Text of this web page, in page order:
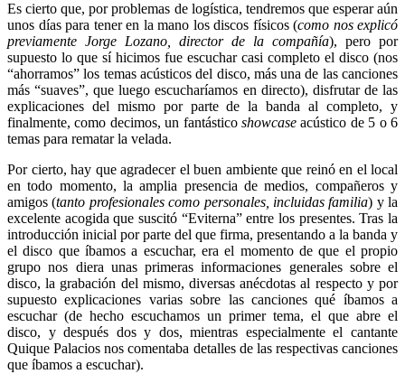
Es cierto que, por problemas de logística, tendremos que esperar aún
unos días para tener en la mano los discos físicos (como nos explicó
previamente Jorge Lozano, director de la compañía), pero por
supuesto lo que sí hicimos fue escuchar casi completo el disco (nos
“ahorramos” los temas acústicos del disco, más una de las canciones
más “suaves”, que luego escucharíamos en directo), disfrutar de las
explicaciones del mismo por parte de la banda al completo, y
finalmente, como decimos, un fantástico showcase acústico de 5 o 6
temas para rematar la velada.
Por cierto, hay que agradecer el buen ambiente que reinó en el local
en todo momento, la amplia presencia de medios, compañeros y
amigos (tanto profesionales como personales, incluidas familia) y la
excelente acogida que suscitó “Eviterna” entre los presentes. Tras la
introducción inicial por parte del que firma, presentando a la banda y
el disco que íbamos a escuchar, era el momento de que el propio
grupo nos diera unas primeras informaciones generales sobre el
disco, la grabación del mismo, diversas anécdotas al respecto y por
supuesto explicaciones varias sobre las canciones qué íbamos a
escuchar (de hecho escuchamos un primer tema, el que abre el
disco, y después dos y dos, mientras especialmente el cantante
Quique Palacios nos comentaba detalles de las respectivas canciones
que íbamos a escuchar).